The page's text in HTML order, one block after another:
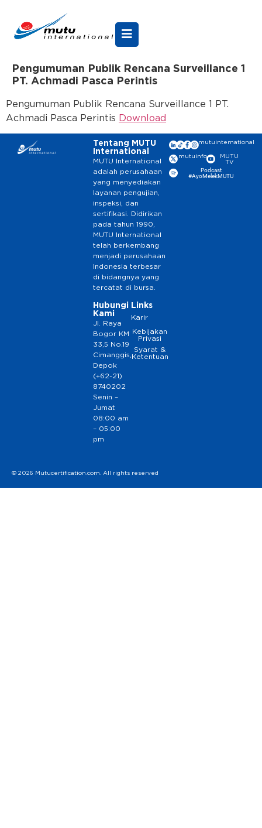
Pengumuman Publik Rencana Surveillance 1
PT. Achmadi Pasca Perintis
Pengumuman Publik Rencana Surveillance 1 PT.
Achmadi Pasca Perintis Download
Tentang MUTU
International
MUTU International
adalah perusahaan
yang menyediakan
layanan pengujian,
inspeksi, dan
sertifikasi. Didirikan
pada tahun 1990,
MUTU International
telah berkembang
menjadi perusahaan
Indonesia terbesar
di bidangnya yang
tercatat di bursa.
Hubungi
Kami
Jl. Raya
Bogor KM
33,5 No.19
Cimanggis,
Depok
(+62-21)
8740202
Senin –
Jumat
08:00 am
– 05:00
pm
Links
Karir
Kebijakan
Privasi
Syarat &
Ketentuan
mutuinternational
mutuinfo
MUTU
TV
Podcast
#AyoMelekMUTU
© 2026 Mutucertification.com. All rights reserved